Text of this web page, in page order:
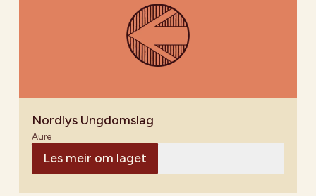
Nordlys Ungdomslag
Aure
Les meir om laget